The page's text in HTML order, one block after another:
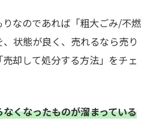
なのであれば「粗大ごみ/不燃
状態が良く、売れるなら売り
却して処分する方法」をチェ
くなったものが溜まっている